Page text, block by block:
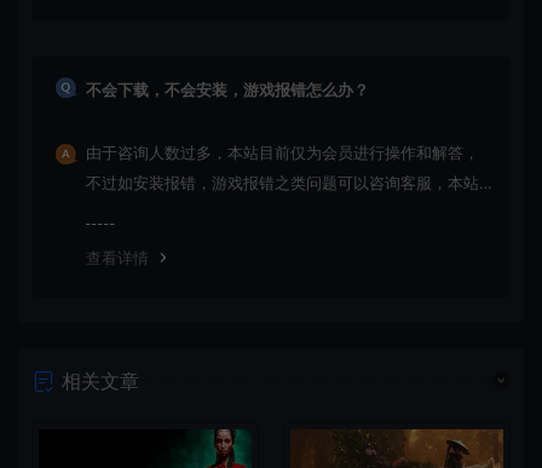
不会下载，不会安装，游戏报错怎么办？
由于咨询人数过多，本站目前仅为会员进行操作和解答，
不过如安装报错，游戏报错之类问题可以咨询客服，本站
查看详情
相关文章